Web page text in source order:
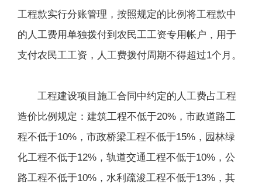
工程款实行分账管理，按照规定的比例将工程款中
的人工费用单独拨付到农民工工资专用帐户，用于
支付农民工工资，人工费拨付周期不得超过1个月。
工程建设项目施工合同中约定的人工费占工程
造价比例规定：建筑工程不低于20%，市政道路工
程不低于10%，市政桥梁工程不低于15%，园林绿
化工程不低于12%，轨道交通工程不低于10%，公
路工程不低于10%，水利疏浚工程不低于13%，其